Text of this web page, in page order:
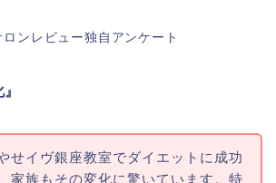
ンレビュー独自アンケート
せイヴ銀座教室でダイエットに成功
家族もその変化に驚いています。特